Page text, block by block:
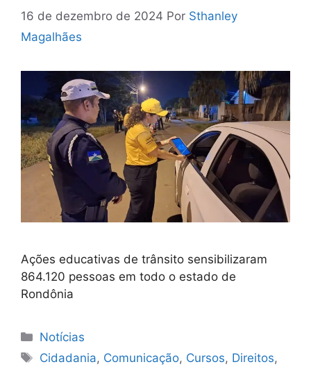
16 de dezembro de 2024 Por Sthanley
Magalhães
Ações educativas de trânsito sensibilizaram
864.120 pessoas em todo o estado de
Rondônia
Categorias
Notícias
Tags
Cidadania, Comunicação, Cursos, Direitos,